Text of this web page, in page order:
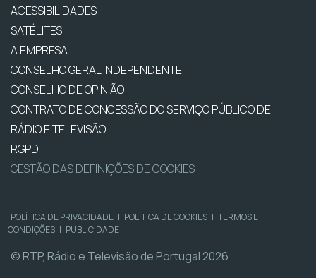
ACESSIBILIDADES
SATÉLITES
A EMPRESA
CONSELHO GERAL INDEPENDENTE
CONSELHO DE OPINIÃO
CONTRATO DE CONCESSÃO DO SERVIÇO PÚBLICO DE
RÁDIO E TELEVISÃO
RGPD
GESTÃO DAS DEFINIÇÕES DE COOKIES
POLÍTICA DE PRIVACIDADE | POLÍTICA DE COOKIES | TERMOS E
CONDIÇÕES | PUBLICIDADE
© RTP, Rádio e Televisão de Portugal 2026